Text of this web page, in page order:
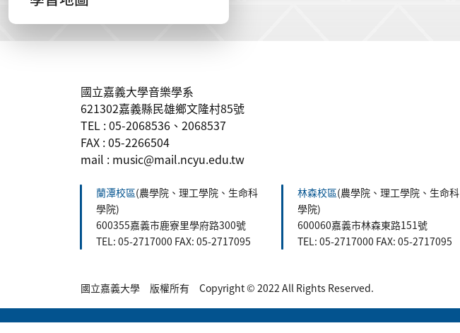
國立嘉義大學音樂學系
621302嘉義縣民雄鄉文隆村85號
TEL : 05-2068536、2068537
FAX : 05-2266504
mail : music@mail.ncyu.edu.tw
蘭潭校區(農學院、理工學院、生命科
學院)
600355嘉義市鹿寮里學府路300號
TEL: 05-2717000 FAX: 05-2717095
林森校區(農學院、理工學院、生命科
學院)
600060嘉義市林森東路151號
TEL: 05-2717000 FAX: 05-2717095
國立嘉義大學 版權所有 Copyright © 2022 All Rights Reserved.